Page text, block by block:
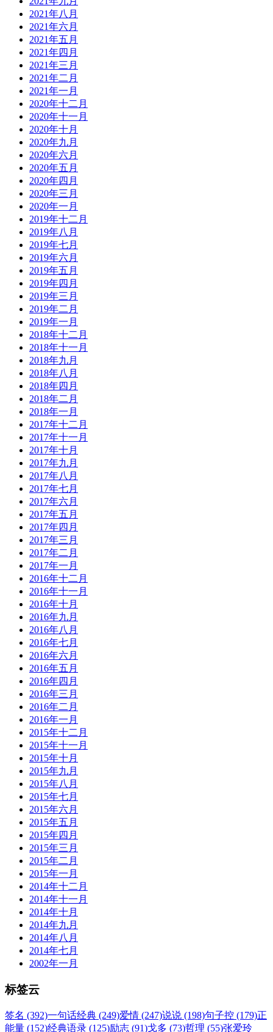
2021年八月
2021年六月
2021年五月
2021年四月
2021年三月
2021年二月
2021年一月
2020年十二月
2020年十一月
2020年十月
2020年九月
2020年六月
2020年五月
2020年四月
2020年三月
2020年一月
2019年十二月
2019年八月
2019年七月
2019年六月
2019年五月
2019年四月
2019年三月
2019年二月
2019年一月
2018年十二月
2018年十一月
2018年九月
2018年八月
2018年四月
2018年二月
2018年一月
2017年十二月
2017年十一月
2017年十月
2017年九月
2017年八月
2017年七月
2017年六月
2017年五月
2017年四月
2017年三月
2017年二月
2017年一月
2016年十二月
2016年十一月
2016年十月
2016年九月
2016年八月
2016年七月
2016年六月
2016年五月
2016年四月
2016年三月
2016年二月
2016年一月
2015年十二月
2015年十一月
2015年十月
2015年九月
2015年八月
2015年七月
2015年六月
2015年五月
2015年四月
2015年三月
2015年二月
2015年一月
2014年十二月
2014年十一月
2014年十月
2014年九月
2014年八月
2014年七月
2002年一月
标签云
签名 (392)一句话经典 (249)爱情 (247)说说 (198)句子控 (179)正
能量 (152)经典语录 (125)励志 (91)戈多 (73)哲理 (55)张爱玲